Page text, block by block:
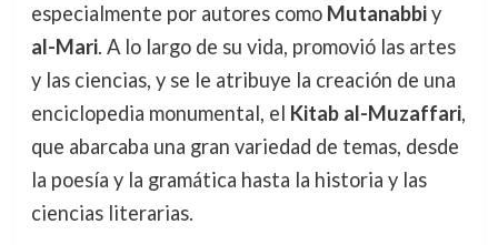
especialmente por autores como Mutanabbiy
al-Mari. A lo largo de su vida, promovió las artes
y las ciencias, y se le atribuye la creación de una
enciclopedia monumental, el Kitab al-Muzaffari,
que abarcaba una gran variedad de temas, desde
la poesía y la gramática hasta la historia y las
ciencias literarias.